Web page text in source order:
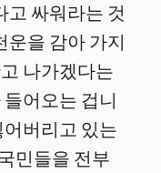
고 싸워라는 것
운을 감아 가지
나가겠다는
어오는 겁니
버리고 있는
민들을 전부